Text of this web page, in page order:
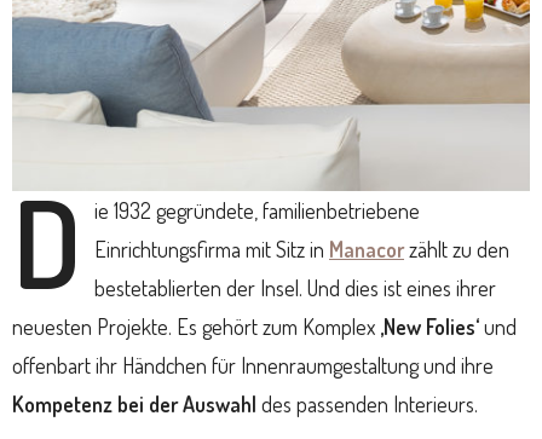
D ie 1932 gegründete, familienbetriebene
Einrichtungsfirma mit Sitz in Manacorzählt zu den
bestetablierten der Insel. Und dies ist eines ihrer
neuesten Projekte. Es gehört zum Komplex ‚New Folies‘und
offenbart ihr Händchen für Innenraumgestaltung und ihre
Kompetenz bei der Auswahl des passenden Interieurs.